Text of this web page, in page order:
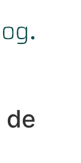
de